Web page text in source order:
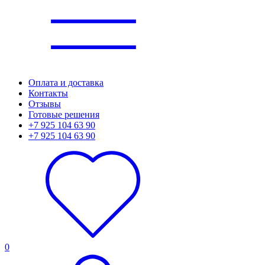
Оплата и доставка
Контакты
Отзывы
Готовые решения
+7 925 104 63 90
+7 925 104 63 90
0